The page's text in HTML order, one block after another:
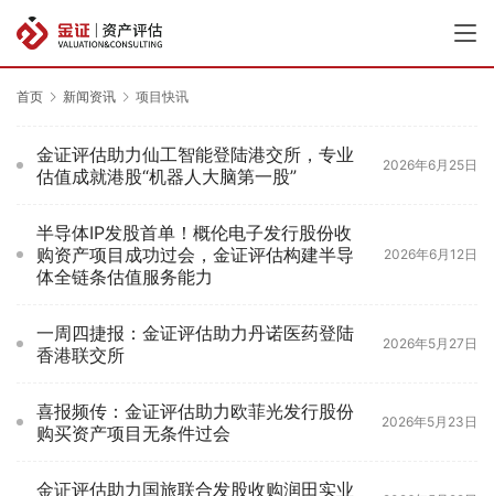
首页 新闻资讯 项目快讯
金证评估助力仙工智能登陆港交所，专业
估值成就港股“机器人大脑第一股”
2026年6月25日
半导体IP发股首单！概伦电子发行股份收
购资产项目成功过会，金证评估构建半导
体全链条估值服务能力
2026年6月12日
一周四捷报：金证评估助力丹诺医药登陆
香港联交所
2026年5月27日
喜报频传：金证评估助力欧菲光发行股份
购买资产项目无条件过会
2026年5月23日
金证评估助力国旅联合发股收购润田实业